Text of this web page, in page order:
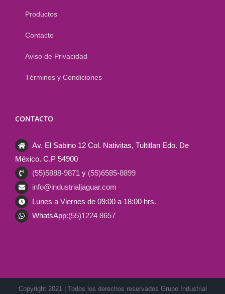
Productos
Contacto
Aviso de Privacidad
Términos y Condiciones
CONTACTO
Av. El Sabino 12 Col. Nativitas, Tultitlan Edo. De
México. C.P 54900
(55)5888-9871 y (55)6585-8899
info@industrialjaguar.com
Lunes a Viernes de 09:00 a 18:00 hrs.
WhatsApp:(55)1224 8657
Copyright 2021 | Todos los derechos reservados Grupo Industrial